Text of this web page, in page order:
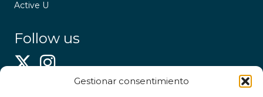
Gestionar consentimiento
Active U
Follow us